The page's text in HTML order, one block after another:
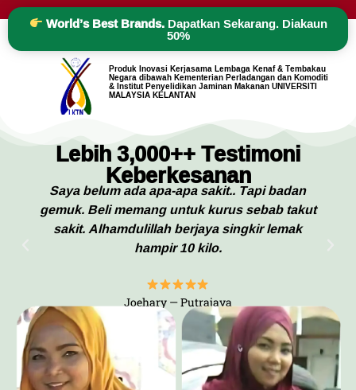
World’s Best Brands.Dapatkan Sekarang. Diakaun
50%
Produk Inovasi Kerjasama Lembaga Kenaf & Tembakau
Negara dibawah Kementerian Perladangan dan Komoditi
& Institut Penyelidikan Jaminan Makanan UNIVERSITI
MALAYSIA KELANTAN
Lebih 3,000++ Testimoni
Keberkesanan
Saya belum ada apa-apa sakit.. Tapi badan
gemuk. Beli memang untuk kurus sebab takut
sakit. Alhamdulillah berjaya singkir lemak
hampir 10 kilo.
Joehary — Putrajaya